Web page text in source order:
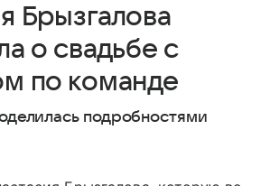
Брызгалова
о свадьбе с
по команде
подробностями